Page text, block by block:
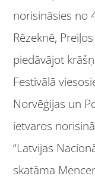
norisināsies no
Rēzeknē,
piedāvājot
Festivālā
Norvēģijas un
ietvaros
“Latvijas
skatāma